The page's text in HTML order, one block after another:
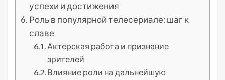
успехи и достижения
Роль в популярной телесериале: шаг к
славе
Актерская работа и признание
зрителей
Влияние роли на дальнейшую